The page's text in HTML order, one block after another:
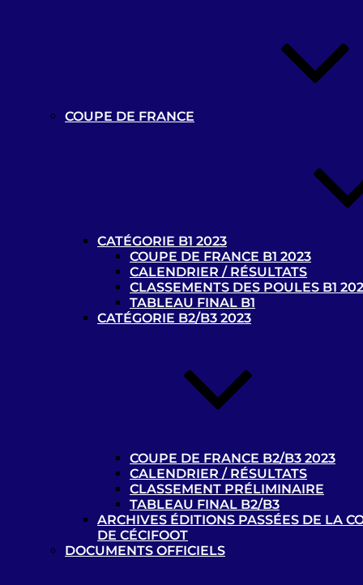
COUPE DE FRANCE
CATÉGORIE B1 2023
COUPE DE FRANCE B1 2023
CALENDRIER / RÉSULTATS
CLASSEMENTS DES POULES B1
TABLEAU FINAL B1
CATÉGORIE B2/B3 2023
COUPE DE FRANCE B2/B3 2023
CALENDRIER / RÉSULTATS
CLASSEMENT PRÉLIMINAIRE
TABLEAU FINAL B2/B3
ARCHIVES ÉDITIONS PASSÉES DE LA
DE CÉCIFOOT
DOCUMENTS OFFICIELS
Précy-sur-Oise – B1
12-01-2019
Racing Club de Lens – B1
SC Schiltigheim – B1
16-02-2019
3 - 0
Racing Club de Lens – B1
16-02-2019
0 - 3
Racing Club de Lens – B1
06-04-2019